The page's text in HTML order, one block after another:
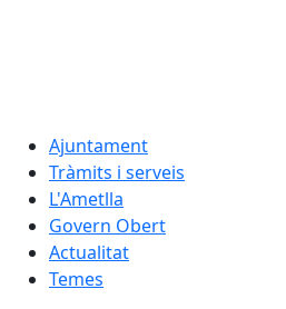
Ajuntament
Tràmits i serveis
L'Ametlla
Govern Obert
Actualitat
Temes